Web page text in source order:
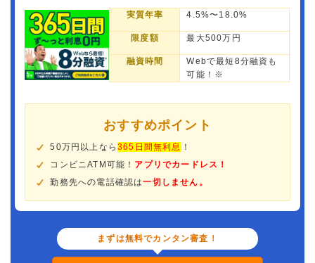
実質年率 4.5%〜18.0%
限度額 最大500万円
融資時間
Webで最短8分融資も
可能！※
おすすめポイント
50万円以上なら365日間無利息 ！
コンビニATM可能！ アプリでカードレス！
勤務先への電話確認は一切しません。
まずは無料でカンタン審査！